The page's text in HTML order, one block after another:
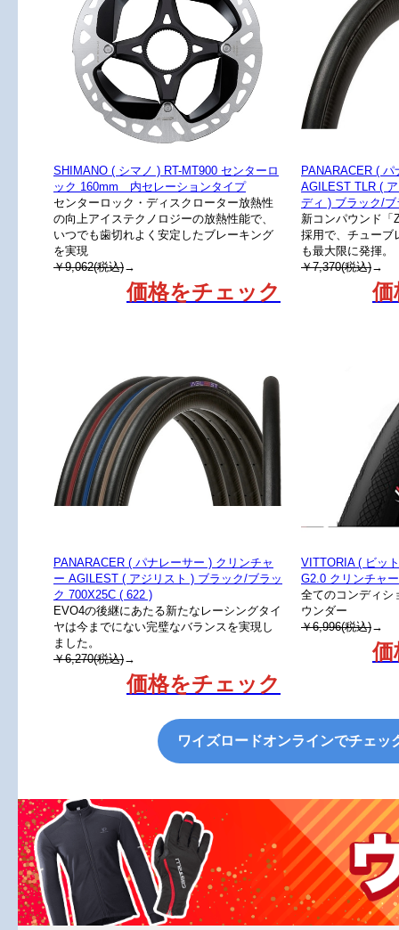
SHIMANO ( シマノ ) RT-MT900 センターロ
ック 160mm 内セレーションタイプ
センターロック・ディスクローター放熱性
の向上アイステクノロジーの放熱性能で、
いつでも歯切れよく安定したブレーキング
を実現
￥9,062(税込)→
価格をチェック
PANARACER (
AGILEST TLR (
ディ ) ブラック/
新コンパウンド「
採用で、チューブ
も最大限に発揮。
￥7,370(税込)→
価
PANARACER ( パナレーサー ) クリンチャ
ー AGILEST ( アジリスト ) ブラック/ブラッ
ク 700X25C ( 622 )
EVO4の後継にあたる新たなレーシングタイ
ヤは今までにない完璧なバランスを実現し
ました。
￥6,270(税込)→
価格をチェック
VITTORIA ( ビッ
G2.0 クリンチャ
全てのコンディシ
ウンダー
￥6,996(税込)→
価
ワイズロードオンラインでチェッ